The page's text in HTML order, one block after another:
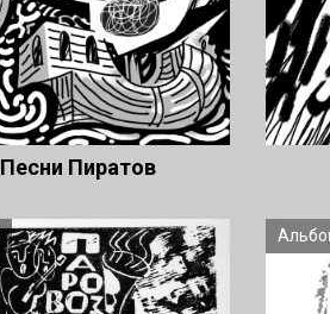
Песни Пиратов